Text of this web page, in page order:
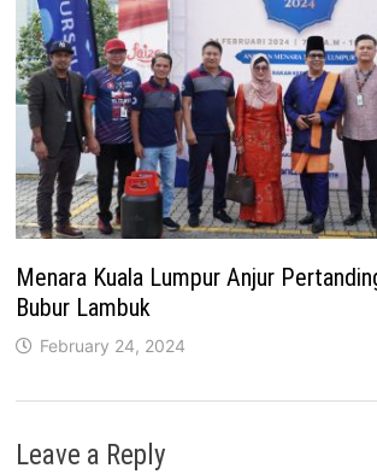
Menara Kuala Lumpur Anjur
Bubur Lambuk
February 24, 2024
Leave a Reply